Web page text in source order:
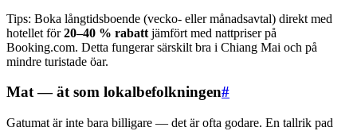
Tips: Boka långtidsboende (vecko- eller månadsavtal) direkt med
hotellet för20–40 % rabatt jämfört med nattpriser på
Booking.com. Detta fungerar särskilt bra i Chiang Mai och på
mindre turistade öar.
Mat — ät som lokalbefolkningen#
Gatumat är inte bara billigare — det är ofta godare. En tallrik pad